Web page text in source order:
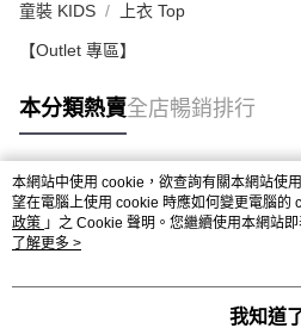
配送至澳門
童裝 KIDS 上衣 Top
【Outlet 專區】
本分類熱賣全店暢銷排行
熱門標籤
熱銷排行
本網站中使用 cookie，欲查詢有關本網站使
望在電腦上使用 cookie 時應如何變更電腦的
政策 」之 Cookie 聲明。您繼續使用本網站
條款之 Cookie 聲明使用 cookie。
了解更多 >
我知道